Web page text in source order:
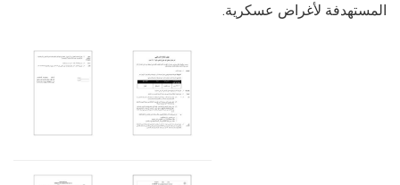
المستهدفة لأغراض عسكرية.